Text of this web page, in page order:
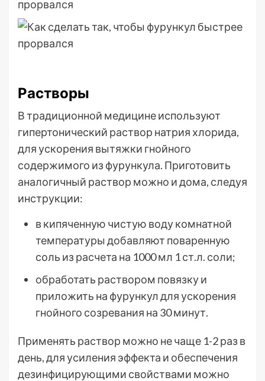
Растворы
В традиционной медицине используют
гипертонический раствор натрия хлорида,
для ускорения вытяжки гнойного
содержимого из фурункула. Приготовить
аналогичный раствор можно и дома, следуя
инструкции:
в кипяченную чистую воду комнатной
температуры добавляют поваренную
соль из расчета на 1000 мл 1 ст.л. соли;
обработать раствором повязку и
приложить на фурункул для ускорения
гнойного созревания на 30 минут.
Применять раствор можно не чаще 1-2 раз в
день, для усиления эффекта и обеспечения
дезинфицирующими свойствами можно